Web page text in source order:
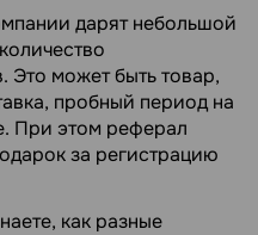
дарят небольшой
Это может быть товар,
пробный период на
При этом реферал
за регистрацию
как разные